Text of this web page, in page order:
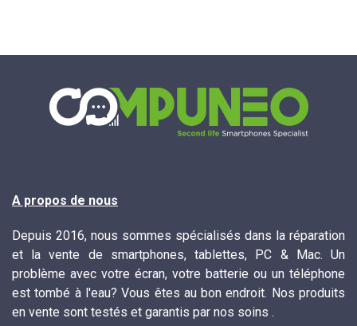
A propos de nous
Depuis 2016, nous sommes spécialisés dans la réparation
et la vente de smartphones, tablettes, PC & Mac. Un
problème avec votre écran, votre batterie ou un téléphone
est tombé à l'eau? Vous êtes au bon endroit. Nos produits
en vente sont testés et garantis par nos soins .